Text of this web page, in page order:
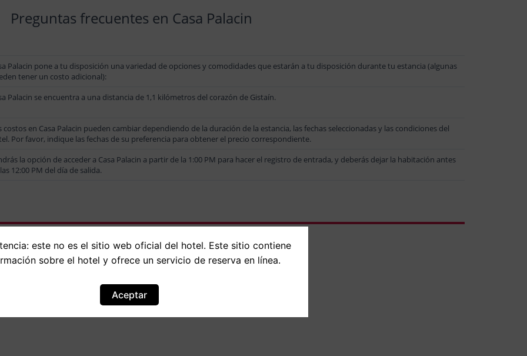
Preguntas frecuentes en Casa Palacin
Palacin pone a tu disposición una variedad de opciones y comodidades que estarán a tu disposición durante tu estancia (algunas
tener un costo adicional):
Palacin se encuentra a una distancia de 1,1 kilómetros del corazón de Gistaín.
costos en Casa Palacin pueden cambiar dependiendo de la duración de la estancia, las fechas seleccionadas y las condiciones del
Por favor, indique las fechas de su preferencia para obtener el precio correspondiente.
la opción de acceder a Casa Palacin a partir de la 1:00 PM para hacer el registro de entrada, y deberás dejar la habitación antes
12:00 PM del día de salida.
Moreras, 20, 22365 Gistaín, España
este no es el sitio web oficial del hotel. Este sitio contiene
sobre el hotel y ofrece un servicio de reserva en línea.
Aceptar